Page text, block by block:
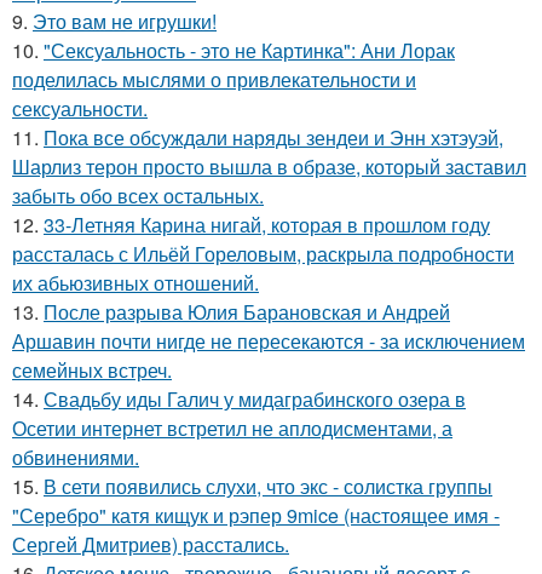
9. Это вам не игрушки!
10. "Сексуальность - это не Картинка": Ани Лорак
поделилась мыслями о привлекательности и
сексуальности.
11. Пока все обсуждали наряды зендеи и Энн хэтэуэй,
Шарлиз терон просто вышла в образе, который заставил
забыть обо всех остальных.
12. 33-Летняя Карина нигай, которая в прошлом году
рассталась с Ильёй Гореловым, раскрыла подробности
их абьюзивных отношений.
13. После разрыва Юлия Барановская и Андрей
Аршавин почти нигде не пересекаются - за исключением
семейных встреч.
14. Свадьбу иды Галич у мидаграбинского озера в
Осетии интернет встретил не аплодисментами, а
обвинениями.
15. В сети появились слухи, что экс - солистка группы
"Серебро" катя кищук и рэпер 9mice (настоящее имя -
Сергей Дмитриев) расстались.